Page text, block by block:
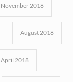
November 2018
August 2018
April 2018